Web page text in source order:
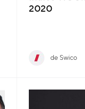
2020
de Swico